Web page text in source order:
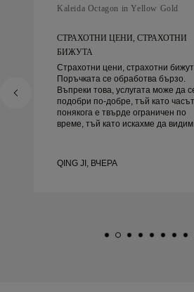
Kaleida Octagon in Yellow Gold
СТРАХОТНИ ЦЕНИ, СТРАХОТНИ
БИЖУТА
Страхотни цени, страхотни
Поръчката се обработва бързо.
Въпреки това, услугата може да
подобри по-добре, тъй като часът
понякога е твърде ограничен по
време, тъй като искахме да видим
бижута. Жена ми е щастлива.
QING JI, ВЧЕРА